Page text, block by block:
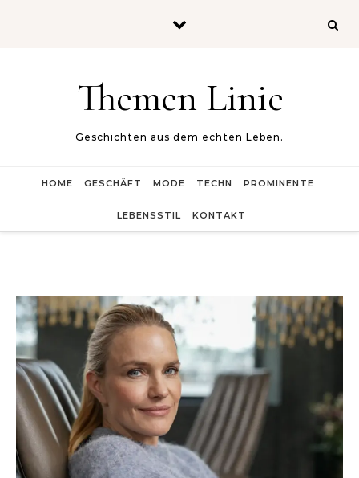
Themen Linie
Geschichten aus dem echten Leben.
HOME GESCHÄFT MODE TECHN PROMINENTE
LEBENSSTIL KONTAKT